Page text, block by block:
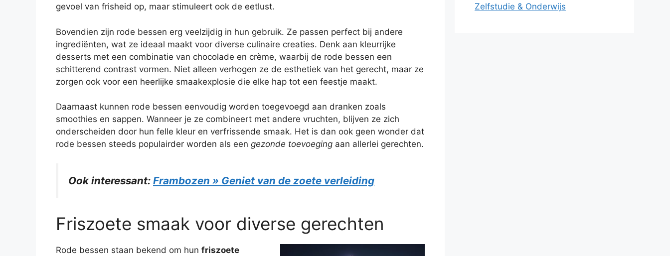
gevoel van frisheid op, maar stimuleert ook de eetlust.
Bovendien zijn rode bessen erg veelzijdig in hun gebruik. Ze passen perfect bij andere
ingrediënten, wat ze ideaal maakt voor diverse culinaire creaties. Denk aan kleurrijke
desserts met een combinatie van chocolade en crème, waarbij de rode bessen een
schitterend contrast vormen. Niet alleen verhogen ze de esthetiek van het gerecht, maar ze
zorgen ook voor een heerlijke smaakexplosie die elke hap tot een feestje maakt.
Daarnaast kunnen rode bessen eenvoudig worden toegevoegd aan dranken zoals
smoothies en sappen. Wanneer je ze combineert met andere vruchten, blijven ze zich
onderscheiden door hun felle kleur en verfrissende smaak. Het is dan ook geen wonder dat
rode bessen steeds populairder worden als een gezonde toevoeging aan allerlei gerechten.
Ook interessant: Frambozen » Geniet van de zoete verleiding
Friszoete smaak voor diverse gerechten
Rode bessen staan bekend om hun friszoete
Zelfstudie & Onderwijs